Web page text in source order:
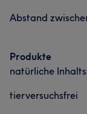
Abstand
Produkte
natürliche
tierversuchsfrei